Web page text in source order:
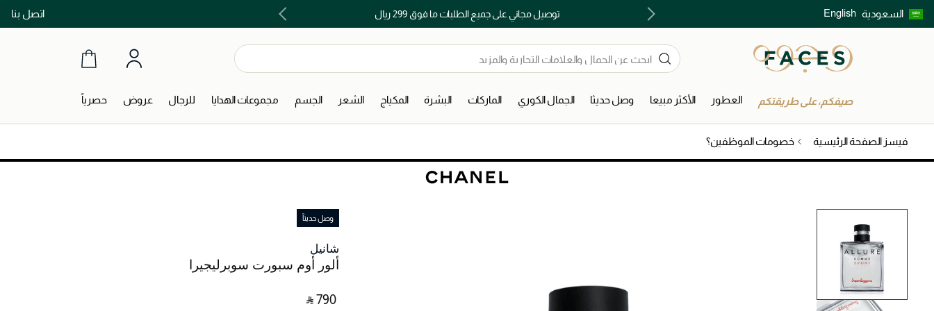
السعودية English اتصل بنااشتري الآن و ادفع لاحقاً مع تابي و تمارا! توصيل مجاني على جميع الطلبات ما فوق 299 ريال اكتشفوا خدمات الجمال المختارة بعناية
صيفكم، على طريقتكم العطور الأكثر مبيعا وصل حديثا الجمال الكوري الماركات البشرة المكياج الشعر الجسم مجموعات الهدايا للرجال عروض حصرياً
فيسز الصفحة الرئيسية خصومات الموظفين؟
وصل حديثاً
شانيل
ألور أوم سبورت سوبرليجيرا
‎ ⃁ ⁦790⁩ ‎